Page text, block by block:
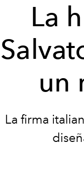
La
un
La firma